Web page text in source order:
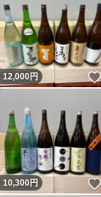
12,000円
10,300円